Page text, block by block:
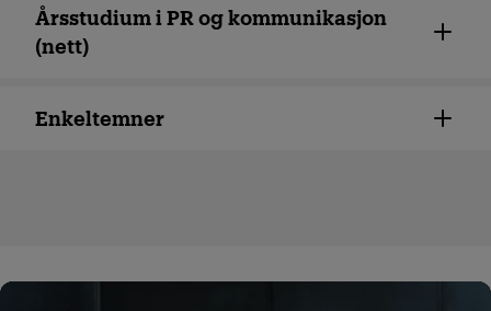
Årsstudium i PR og kommunikasjon
(nett)
Enkeltemner